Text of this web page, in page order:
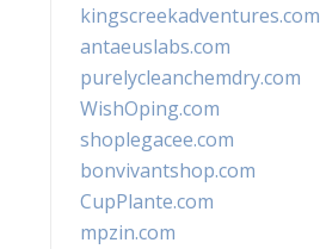
kingscreekadventures.com
antaeuslabs.com
purelycleanchemdry.com
WishOping.com
shoplegacee.com
bonvivantshop.com
CupPlante.com
mpzin.com